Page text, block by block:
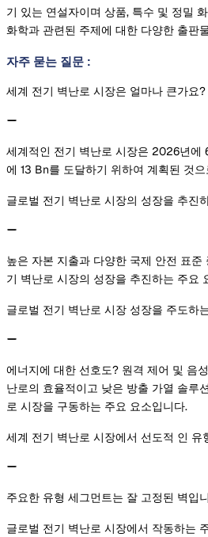
기 있는 연설자이며 상품, 특수 및 정밀
화학과 관련된 주제에 대한 다양한 출판
자주 묻는 질문 :
세계 전기 벽난로 시장은 얼마나 큰가요?
세계적인 전기 벽난로 시장은 2026년
에 13 Bn를 도달하기 위하여 계획된 것
글로벌 전기 벽난로 시장의 성장을 추진
높은 자본 지출과 다양한 국제 안전 표준
기 벽난로 시장의 성장을 추진하는 주요
글로벌 전기 벽난로 시장 성장을 주도하
에너지에 대한 선호도? 원격 제어 및 음
난로의 효율적이고 낮은 방출 가열 솔루
로 시장을 구동하는 주요 요소입니다.
세계 전기 벽난로 시장에서 선도적 인 유
주요한 유형 세그먼트는 잘 고정된 벽입
글로벌 전기 벽난로 시장에서 작동하는